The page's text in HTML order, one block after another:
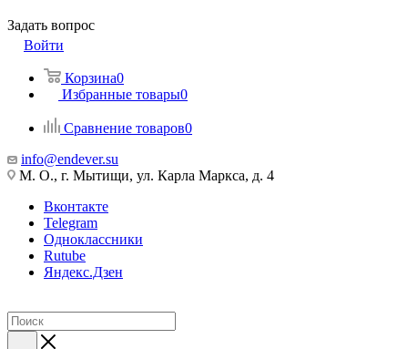
Задать вопрос
Войти
Корзина0
Избранные товары0
Сравнение товаров0
info@endever.su
М. О., г. Мытищи, ул. Карла Маркса, д. 4
Вконтакте
Telegram
Одноклассники
Rutube
Яндекс.Дзен